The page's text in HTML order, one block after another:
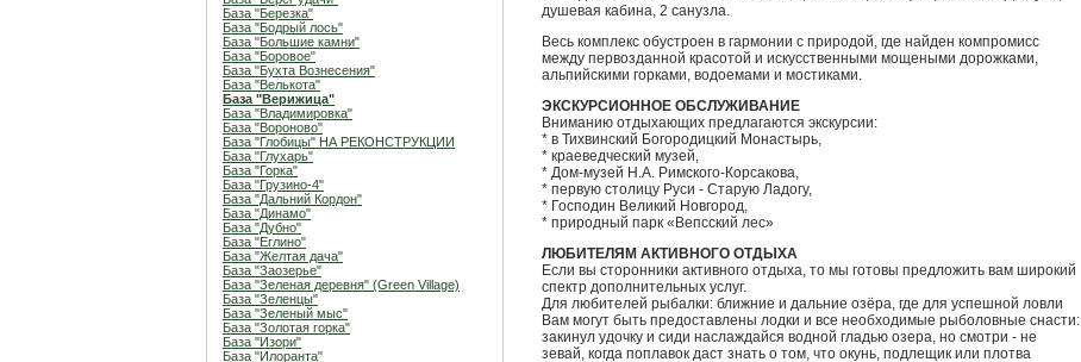
База "Березка"
База "Бодрый лось"
База "Большие камни"
База "Боровое"
База "Бухта Вознесения"
База "Велькота"
База "Верижица"
База "Владимировка"
База "Вороново"
База "Глобицы" НА РЕКОНСТРУКЦИИ
База "Глухарь"
База "Горка"
База "Грузино-4"
База "Дальний Кордон"
База "Динамо"
База "Дубно"
База "Еглино"
База "Желтая дача"
База "Заозерье"
База "Зеленая деревня" (Green Village)
База "Зеленцы"
База "Зеленый мыс"
База "Золотая горка"
База "Изори"
База "Илоранта"
душевая кабина, 2 санузла.
Весь комплекс обустроен в гармонии с природой, где найден компромисс
между первозданной красотой и искусственными мощеными дорожками,
альпийскими горками, водоемами и мостиками.
ЭКСКУРСИОННОЕ ОБСЛУЖИВАНИЕ
Вниманию отдыхающих предлагаются экскурсии:
* в Тихвинский Богородицкий Монастырь,
* краеведческий музей,
* Дом-музей Н.А. Римского-Корсакова,
* первую столицу Руси - Старую Ладогу,
* Господин Великий Новгород,
* природный парк «Вепсский лес»
ЛЮБИТЕЛЯМ АКТИВНОГО ОТДЫХА
Если вы сторонники активного отдыха, то мы готовы предложить вам широкий
спектр дополнительных услуг.
Для любителей рыбалки: ближние и дальние озёра, где для успешной ловли
Вам могут быть предоставлены лодки и все необходимые рыболовные снасти:
закинул удочку и сиди наслаждайся водной гладью озера, но смотри - не
зевай, когда поплавок даст знать о том, что окунь, подлещик или плотва